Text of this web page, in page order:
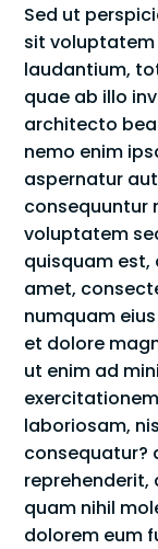
Sed ut
sit
laudantium,
quae ab illo
architecto
nemo enim
aspernatur
consequuntur
voluptatem
quisquam est,
amet,
numquam
et dolore
ut enim ad
laboriosam,
consequatur?
reprehenderit,
quam nihil
dolorem eum